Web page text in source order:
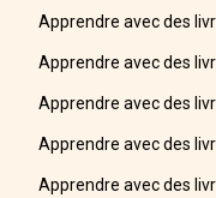
Apprendre avec des
Apprendre avec des
Apprendre avec des
Apprendre avec des
Apprendre avec des